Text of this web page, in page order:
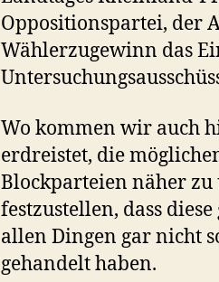
Oppositionspartei, der
Wählerzugewinn das
Wo kommen wir auch
erdreistet, die
Blockparteien näher
festzustellen, dass
allen Dingen gar nicht
gehandelt haben.